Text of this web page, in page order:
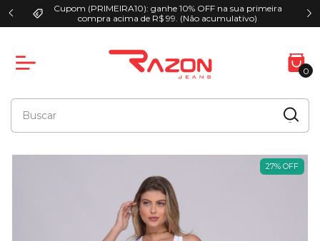
Cupom (PRIMEIRA10): ganhe 10% OFF na sua primeira
compra acima de R$ 99. (Não acumulativo)
0
27% OFF